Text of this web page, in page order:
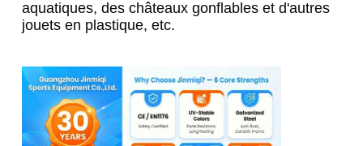
aquatiques, des châteaux gonflables et d'autres
jouets en plastique, etc.